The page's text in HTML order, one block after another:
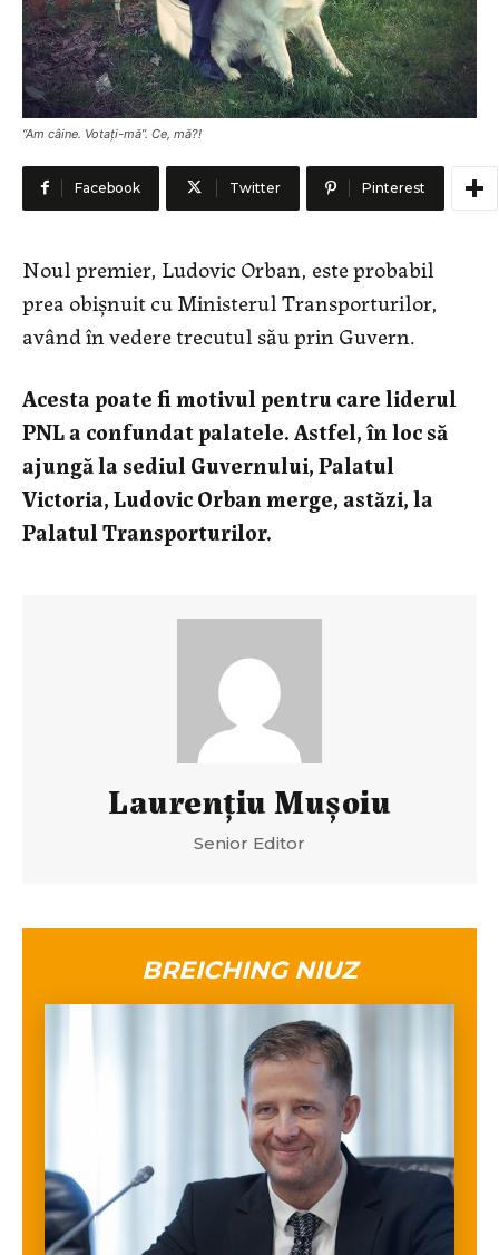
“Am câine. Votați-mă”. Ce, mă?!
Facebook Twitter Pinterest
Noul premier, Ludovic Orban, este probabil
prea obişnuit cu Ministerul Transporturilor,
având în vedere trecutul său prin Guvern.
Acesta poate fi motivul pentru care liderul
PNL a confundat palatele. Astfel, în loc să
ajungă la sediul Guvernului, Palatul
Victoria, Ludovic Orban merge, astăzi, la
Palatul Transporturilor.
Laurenţiu Muşoiu
Senior Editor
BREICHING NIUZ